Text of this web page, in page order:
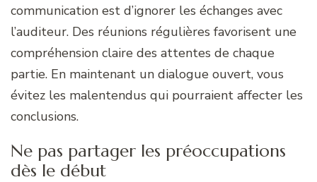
communication est d’ignorer les échanges avec
l’auditeur. Des réunions régulières favorisent une
compréhension claire des attentes de chaque
partie. En maintenant un dialogue ouvert, vous
évitez les malentendus qui pourraient affecter les
conclusions.
Ne pas partager les préoccupations
dès le début